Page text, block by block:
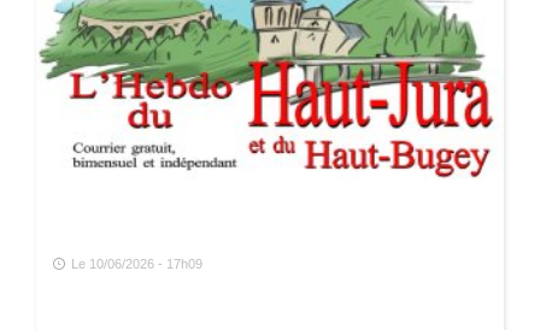
Le 10/06/2026 - 17h09